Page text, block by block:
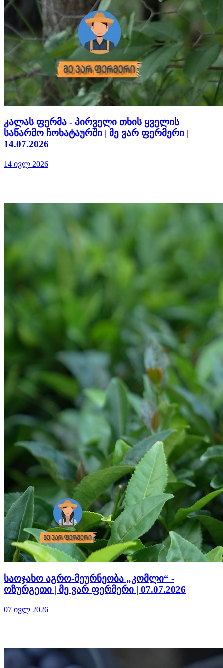
კალას ფერმა - პირველი თხის ყველის
საწარმო ჩოხატაურში | მე ვარ ფერმერი |
14.07.2026
14 ივლ 2026
საოჯახო აგრო-მეურნეობა „კომლი“ -
ოზურგეთი | მე ვარ ფერმერი | 07.07.2026
07 ივლ 2026